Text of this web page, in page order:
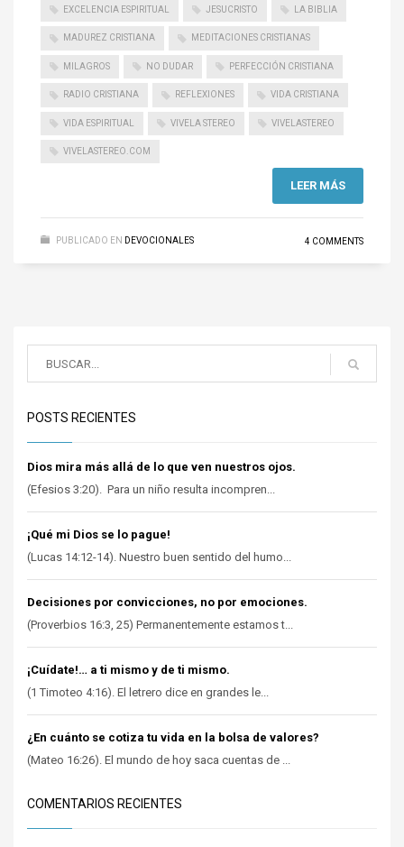
EXCELENCIA ESPIRITUAL JESUCRISTO LA BIBLIA
MADUREZ CRISTIANA MEDITACIONES CRISTIANAS
MILAGROS NO DUDAR PERFECCIÓN CRISTIANA
RADIO CRISTIANA REFLEXIONES VIDA CRISTIANA
VIDA ESPIRITUAL VIVELA STEREO VIVELASTEREO
VIVELASTEREO.COM
LEER MÁS
PUBLICADO EN DEVOCIONALES 4 COMMENTS
POSTS RECIENTES
Dios mira más allá de lo que ven nuestros ojos.
(Efesios 3:20). Para un niño resulta incompren...
¡Qué mi Dios se lo pague!
(Lucas 14:12-14). Nuestro buen sentido del humo...
Decisiones por convicciones, no por emociones.
(Proverbios 16:3, 25) Permanentemente estamos t...
¡Cuídate!… a ti mismo y de ti mismo.
(1 Timoteo 4:16). El letrero dice en grandes le...
¿En cuánto se cotiza tu vida en la bolsa de valores?
(Mateo 16:26). El mundo de hoy saca cuentas de ...
COMENTARIOS RECIENTES